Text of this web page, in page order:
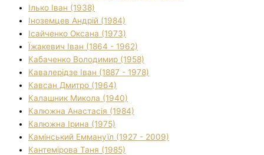
Ілько Іван (1938)
Іноземцев Андрій (1984)
Ісайченко Оксана (1973)
Їжакевич Іван (1864 - 1962)
Кабаченко Володимир (1958)
Кавалерідзе Іван (1887 - 1978)
Кавсан Дмитро (1964)
Калашник Микола (1940)
Калюжна Анастасія (1984)
Калюжна Ірина (1975)
Камінський Еммануїл (1927 - 2009)
Кантемірова Таня (1985)